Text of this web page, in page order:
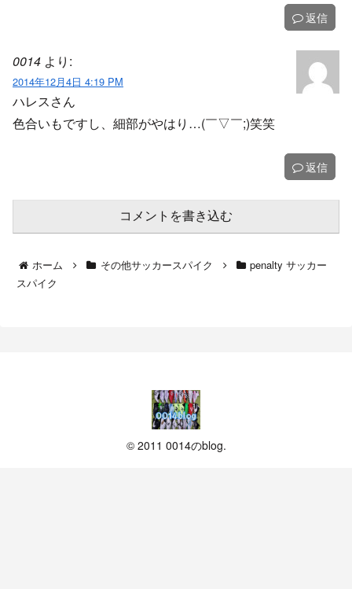
返信
0014 より:
2014年12月4日 4:19 PM
ハレスさん
色合いもですし、細部がやはり…(￣▽￣;)笑笑
返信
コメントを書き込む
ホーム その他サッカースパイク
penalty サッカー
スパイク
© 2011 0014のblog.